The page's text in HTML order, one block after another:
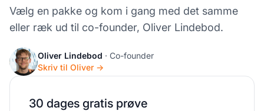
Vælg en pakke og kom i gang med det samme
eller ræk ud til co-founder, Oliver Lindebod.
Oliver Lindebod · Co-founder
Skriv til Oliver →
30 dages gratis prøve